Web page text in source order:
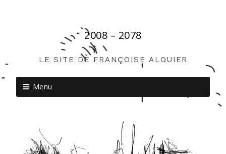
2008 – 2078
LE SITE DE FRANÇOISE ALQUIER
Menu